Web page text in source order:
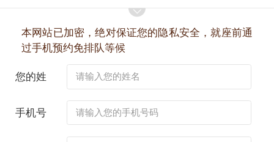
本网站已加密，绝对保证您的隐私安全，就座前通
过手机预约免排队等候
您的姓
手机号